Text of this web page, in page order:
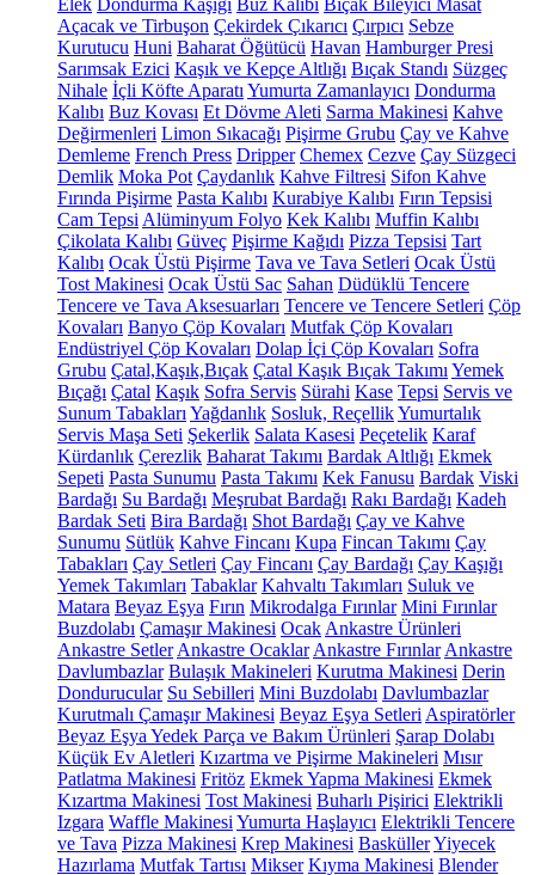
Elek Dondurma Kaşığı Buz Kalıbı Bıçak Bileyici Masat
Açacak ve Tirbuşon Çekirdek Çıkarıcı Çırpıcı Sebze
Kurutucu Huni Baharat Öğütücü Havan Hamburger Presi
Sarımsak Ezici Kaşık ve Kepçe Altlığı Bıçak Standı Süzgeç
Nihale İçli Köfte Aparatı Yumurta Zamanlayıcı Dondurma
Kalıbı Buz Kovası Et Dövme Aleti Sarma Makinesi Kahve
Değirmenleri Limon Sıkacağı Pişirme Grubu Çay ve Kahve
Demleme French Press Dripper Chemex Cezve Çay Süzgeci
Demlik Moka Pot Çaydanlık Kahve Filtresi Sifon Kahve
Fırında Pişirme Pasta Kalıbı Kurabiye Kalıbı Fırın Tepsisi
Cam Tepsi Alüminyum Folyo Kek Kalıbı Muffin Kalıbı
Çikolata Kalıbı Güveç Pişirme Kağıdı Pizza Tepsisi Tart
Kalıbı Ocak Üstü Pişirme Tava ve Tava Setleri Ocak Üstü
Tost Makinesi Ocak Üstü Sac Sahan Düdüklü Tencere
Tencere ve Tava Aksesuarları Tencere ve Tencere Setleri Çöp
Kovaları Banyo Çöp Kovaları Mutfak Çöp Kovaları
Endüstriyel Çöp Kovaları Dolap İçi Çöp Kovaları Sofra
Grubu Çatal,Kaşık,Bıçak Çatal Kaşık Bıçak Takımı Yemek
Bıçağı Çatal Kaşık Sofra Servis Sürahi Kase Tepsi Servis ve
Sunum Tabakları Yağdanlık Sosluk, ReçellikYumurtalık
Servis Maşa Seti Şekerlik Salata Kasesi Peçetelik Karaf
Kürdanlık Çerezlik Baharat Takımı Bardak Altlığı Ekmek
Sepeti Pasta Sunumu Pasta Takımı Kek Fanusu Bardak Viski
Bardağı Su Bardağı Meşrubat Bardağı Rakı Bardağı Kadeh
Bardak Seti Bira Bardağı Shot Bardağı Çay ve Kahve
Sunumu Sütlük Kahve Fincanı Kupa Fincan Takımı Çay
Tabakları Çay Setleri Çay Fincanı Çay Bardağı Çay Kaşığı
Yemek Takımları Tabaklar Kahvaltı Takımları Suluk ve
Matara Beyaz Eşya Fırın Mikrodalga Fırınlar Mini Fırınlar
Buzdolabı Çamaşır Makinesi Ocak Ankastre Ürünleri
Ankastre Setler Ankastre Ocaklar Ankastre Fırınlar Ankastre
Davlumbazlar Bulaşık Makineleri Kurutma Makinesi Derin
Dondurucular Su Sebilleri Mini Buzdolabı Davlumbazlar
Kurutmalı Çamaşır Makinesi Beyaz Eşya Setleri Aspiratörler
Beyaz Eşya Yedek Parça ve Bakım Ürünleri Şarap Dolabı
Küçük Ev Aletleri Kızartma ve Pişirme Makineleri Mısır
Patlatma Makinesi Fritöz Ekmek Yapma Makinesi Ekmek
Kızartma Makinesi Tost Makinesi Buharlı Pişirici Elektrikli
Izgara Waffle Makinesi Yumurta Haşlayıcı Elektrikli Tencere
ve Tava Pizza Makinesi Krep Makinesi BasküllerYiyecek
Hazırlama Mutfak Tartısı Mikser Kıyma Makinesi Blender